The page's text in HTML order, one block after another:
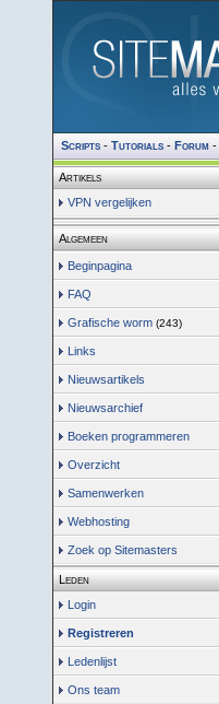
Scripts- Tutorials- Forum-
Artikels
VPN vergelijken
Algemeen
Beginpagina
FAQ
Grafische worm (243)
Links
Nieuwsartikels
Nieuwsarchief
Boeken programmeren
Overzicht
Samenwerken
Webhosting
Zoek op Sitemasters
Leden
Login
Registreren
Ledenlijst
Ons team